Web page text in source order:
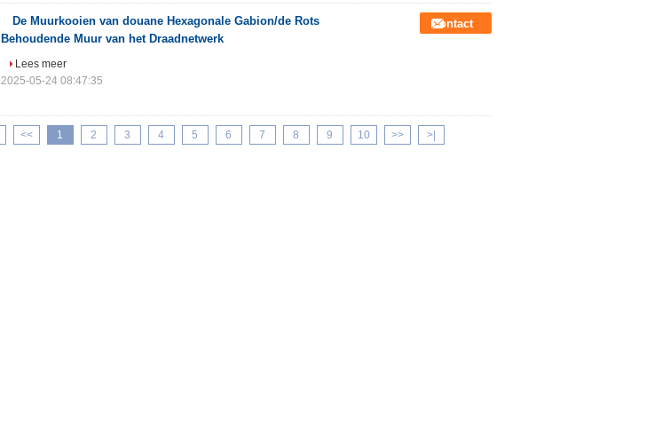
De Muurkooien van douane Hexagonale Gabion/de Rots
Behoudende Muur van het Draadnetwerk
Contact
Lees meer
2025-05-24 08:47:35
<< 1 2 3 4 5 6 7 8 9 10 >> >|